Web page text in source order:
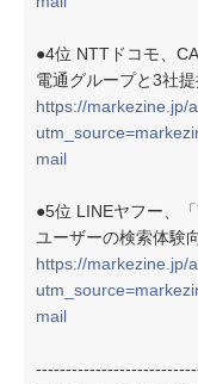
●4位 NTTドコモ、
電通グループと3社
https://markezine.jp/
mail
●5位 LINEヤフー、
ユーザーの検索体験
https://markezine.jp/
mail